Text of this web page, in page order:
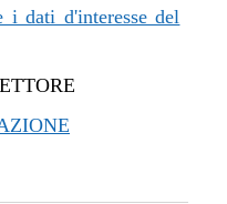
i dati d'interesse del